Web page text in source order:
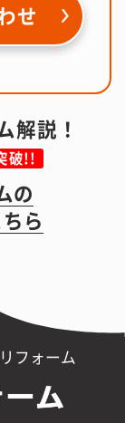
せ
解説！
破!!
の
ら
フォーム